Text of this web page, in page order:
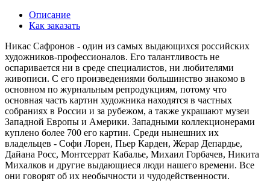
Описание
Как заказать
Никас Сафронов - один из самых выдающихся российских
художников-профессионалов. Его талантливость не
оспаривается ни в среде специалистов, ни любителями
живописи. С его произведениями большинство знакомо в
основном по журнальным репродукциям, потому что
основная часть картин художника находятся в частных
собраниях в России и за рубежом, а также украшают музеи
Западной Европы и Америки. Западными коллекционерами
куплено более 700 его картин. Среди нынешних их
владельцев - Софи Лорен, Пьер Карден, Жерар Депардье,
Дайана Росс, Монтсеррат Кабалье, Михаил Горбачев, Никита
Михалков и другие выдающиеся люди нашего времени. Все
они говорят об их необычности и чудодейственности.